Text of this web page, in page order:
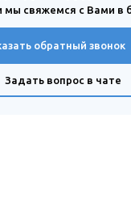
мы свяжемся с Вами в
обратный звонок
Задать вопрос в чате